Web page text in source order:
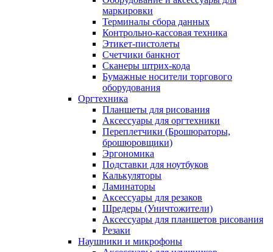
маркировки
Терминалы сбора данных
Контрольно-кассовая техника
Этикет-пистолеты
Счетчики банкнот
Сканеры штрих-кода
Бумажные носители торгового
оборудования
Оргтехника
Планшеты для рисования
Аксессуары для оргтехники
Переплетчики (Брошюраторы,
брошюровщики)
Эргономика
Подставки для ноутбуков
Калькуляторы
Ламинаторы
Аксессуары для резаков
Шредеры (Уничтожители)
Аксессуары для планшетов рисования
Резаки
Наушники и микрофоны